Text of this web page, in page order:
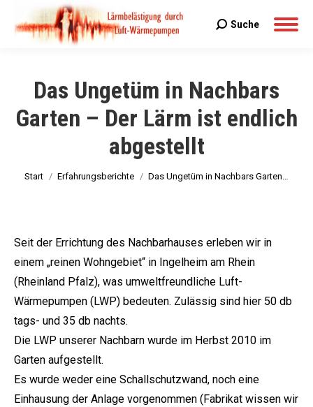
Search:
Suche
Das Ungetüm in Nachbars
Garten – Der Lärm ist endlich
abgestellt
Sie befinden sich hier:
Start Erfahrungsberichte Das Ungetüm in Nachbars Garten…
Seit der Errichtung des Nachbarhauses erleben wir in
einem „reinen Wohngebiet“ in Ingelheim am Rhein
(Rheinland Pfalz), was umweltfreundliche Luft-
Wärmepumpen (LWP) bedeuten. Zulässig sind hier 50 db
tags- und 35 db nachts.
Die LWP unserer Nachbarn wurde im Herbst 2010 im
Garten aufgestellt.
Es wurde weder eine Schallschutzwand, noch eine
Einhausung der Anlage vorgenommen (Fabrikat wissen wir